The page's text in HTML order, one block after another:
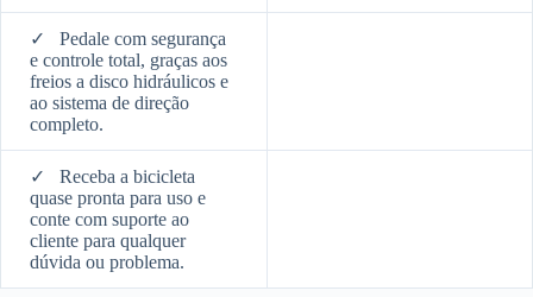
✓
Pedale com segurança
e controle total, graças aos
freios a disco hidráulicos e
ao sistema de direção
completo.
✓
Receba a bicicleta
quase pronta para uso e
conte com suporte ao
cliente para qualquer
dúvida ou problema.